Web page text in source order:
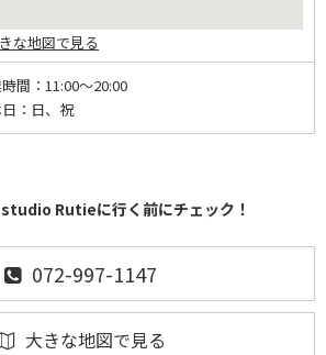
な地図で見る
間： 11:00～20:00
： 日、祝
Rutieに行く前にチェック！
072-997-1147
大きな地図で見る